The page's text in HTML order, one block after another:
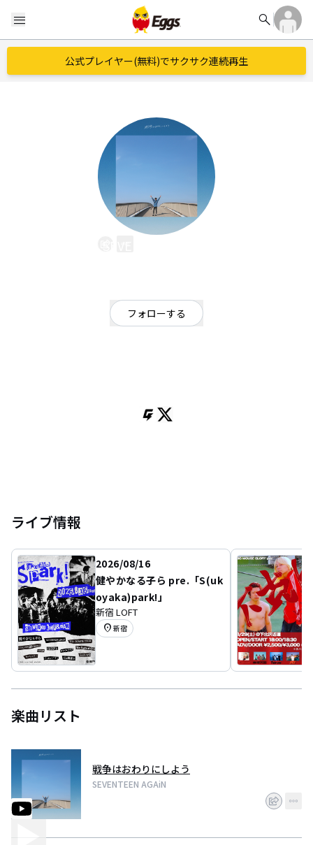
menu search
公式プレイヤー(無料)でサクサク連続再生
フォローする
ライブ情報
2026/08/16
健やかなる子ら pre.「S(uk
oyaka)park!」
新宿 LOFT
location_on 新宿
楽曲リスト
戦争はおわりにしよう
SEVENTEEN AGAiN